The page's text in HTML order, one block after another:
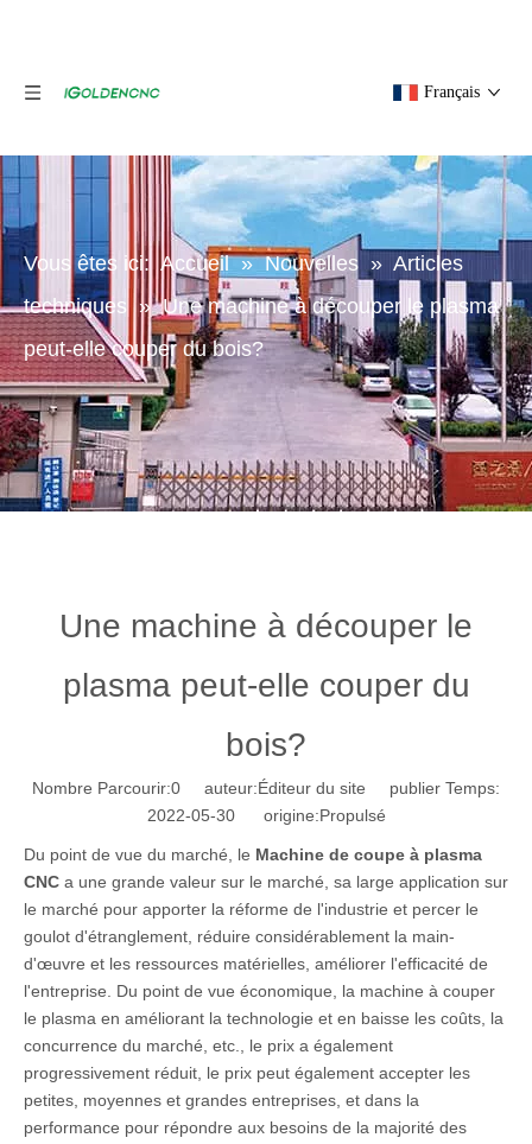
Français
Vous êtes ici: Accueil » Nouvelles » Articles
techniques » Une machine à découper le plasma
peut-elle couper du bois?
Une machine à découper le
plasma peut-elle couper du
bois?
Nombre Parcourir:0 auteur:Éditeur du site publier Temps:
2022-05-30 origine:Propulsé
Du point de vue du marché, le Machine de coupe à plasma
CNC a une grande valeur sur le marché, sa large application sur
le marché pour apporter la réforme de l'industrie et percer le
goulot d'étranglement, réduire considérablement la main-
d'œuvre et les ressources matérielles, améliorer l'efficacité de
l'entreprise. Du point de vue économique, la machine à couper
le plasma en améliorant la technologie et en baisse les coûts, la
concurrence du marché, etc., le prix a également
progressivement réduit, le prix peut également accepter les
petites, moyennes et grandes entreprises, et dans la
performance pour répondre aux besoins de la majorité des